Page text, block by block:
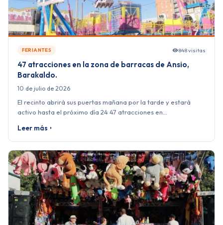
FERIANTES 848 visitas
47 atracciones en la zona de barracas de Ansio,
Barakaldo.
10 de julio de 2026
El recinto abrirá sus puertas mañana por la tarde y estará
activo hasta el próximo día 24 47 atracciones en…
Leer más